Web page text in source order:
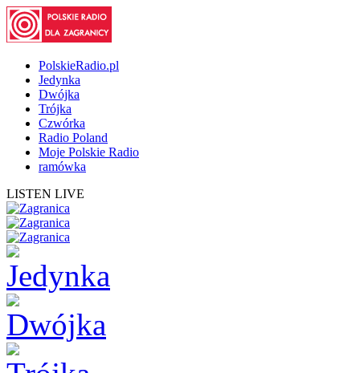
PolskieRadio.pl
Jedynka
Dwójka
Trójka
Czwórka
Radio Poland
Moje Polskie Radio
ramówka
LISTEN LIVE